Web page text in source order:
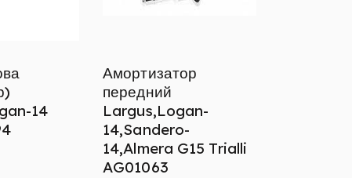
14
Амортизатор
передний
Largus,Logan-
14,Sandero-
14,Almera G15 Trialli
AG01063